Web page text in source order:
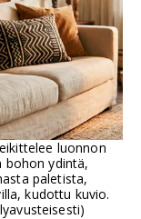
luonnon
bohon ydintä,
paletista,
kudottu kuvio.